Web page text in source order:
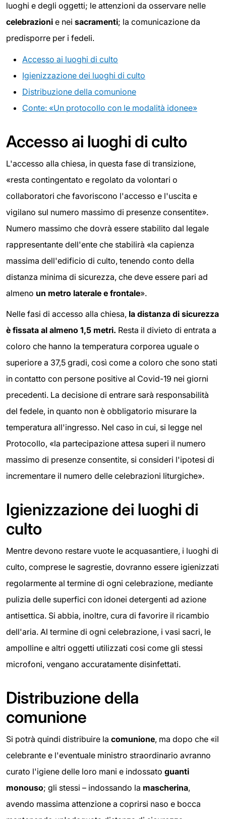
luoghi e degli oggetti; le attenzioni da osservare nelle
celebrazioni e nei sacramenti; la comunicazione da
predisporre per i fedeli.
Accesso ai luoghi di culto
Igienizzazione dei luoghi di culto
Distribuzione della comunione
Conte: «Un protocollo con le modalità idonee»
Accesso ai luoghi di culto
L'accesso alla chiesa, in questa fase di transizione,
«resta contingentato e regolato da volontari o
collaboratori che favoriscono l'accesso e l'uscita e
vigilano sul numero massimo di presenze consentite».
Numero massimo che dovrà essere stabilito dal legale
rappresentante dell'ente che stabilirà «la capienza
massima dell'edificio di culto, tenendo conto della
distanza minima di sicurezza, che deve essere pari ad
almeno un metro laterale e frontale».
Nelle fasi di accesso alla chiesa, la distanza di sicurezza
è fissata al almeno 1,5 metri. Resta il divieto di entrata a
coloro che hanno la temperatura corporea uguale o
superiore a 37,5 gradi, così come a coloro che sono stati
in contatto con persone positive al Covid-19 nei giorni
precedenti. La decisione di entrare sarà responsabilità
del fedele, in quanto non è obbligatorio misurare la
temperatura all'ingresso. Nel caso in cui, si legge nel
Protocollo, «la partecipazione attesa superi il numero
massimo di presenze consentite, si consideri l'ipotesi di
incrementare il numero delle celebrazioni liturgiche».
Igienizzazione dei luoghi di
culto
Mentre devono restare vuote le acquasantiere, i luoghi di
culto, comprese le sagrestie, dovranno essere igienizzati
regolarmente al termine di ogni celebrazione, mediante
pulizia delle superfici con idonei detergenti ad azione
antisettica. Si abbia, inoltre, cura di favorire il ricambio
dell'aria. Al termine di ogni celebrazione, i vasi sacri, le
ampolline e altri oggetti utilizzati cosi come gli stessi
microfoni, vengano accuratamente disinfettati.
Distribuzione della
comunione
Si potrà quindi distribuire la comunione, ma dopo che «il
celebrante e l'eventuale ministro straordinario avranno
curato l'igiene delle loro mani e indossato guanti
monouso; gli stessi – indossando la mascherina,
avendo massima attenzione a coprirsi naso e bocca